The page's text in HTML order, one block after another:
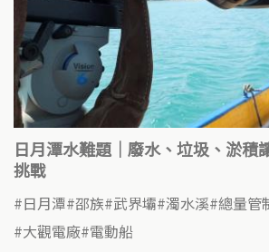
日月潭水難題｜廢水、垃圾、淤積
挑戰
日月潭 邵族 武界壩 濁水溪 總量管
大觀電廠 電動船